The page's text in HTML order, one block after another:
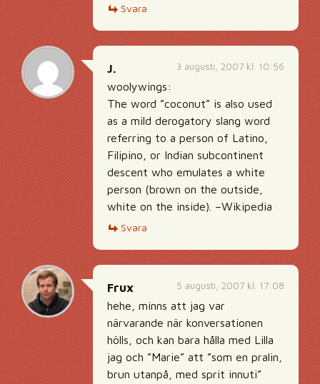
Svara
3 augusti, 2007 kl. 10:56
J.
woolywings:
The word ”coconut” is also used
as a mild derogatory slang word
referring to a person of Latino,
Filipino, or Indian subcontinent
descent who emulates a white
person (brown on the outside,
white on the inside). –Wikipedia
Svara
5 augusti, 2007 kl. 17:08
Frux
hehe, minns att jag var
närvarande när konversationen
hölls, och kan bara hålla med Lilla
jag och ”Marie” att ”som en pralin,
brun utanpå, med sprit innuti”